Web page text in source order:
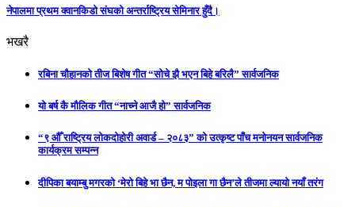
नेपालमा प्रथम क्वानकिडो संघको अन्तर्राष्ट्रिय सेमिनार हुँदै।
भखरै
रबिना चौहानको तीज बिशेष गीत “सोचे झै भएन बिहे बरिलै” सार्वजनिक
यो बर्ष कै मौलिक गीत “नाच्ने आजै हो” सार्वजनिक
“९ औँ राष्ट्रिय लोकदोहोरी अवार्ड – २०८३” को उत्कृष्ट पाँच मनोनयन सार्वजनिक
कार्यक्रम सम्पन्न
दीपिका बयाम्बु मगरको ‘मेरो बिहे भा छैन, म पोइला गा छैन’ले तीजमा ल्यायो नयाँ तरंग